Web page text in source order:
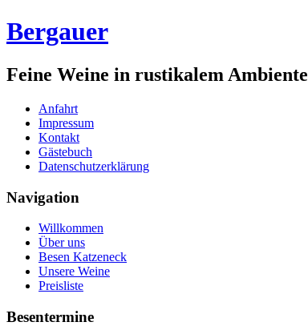
Bergauer
Feine Weine in rustikalem Ambiente
Anfahrt
Impressum
Kontakt
Gästebuch
Datenschutzerklärung
Navigation
Willkommen
Über uns
Besen Katzeneck
Unsere Weine
Preisliste
Besentermine